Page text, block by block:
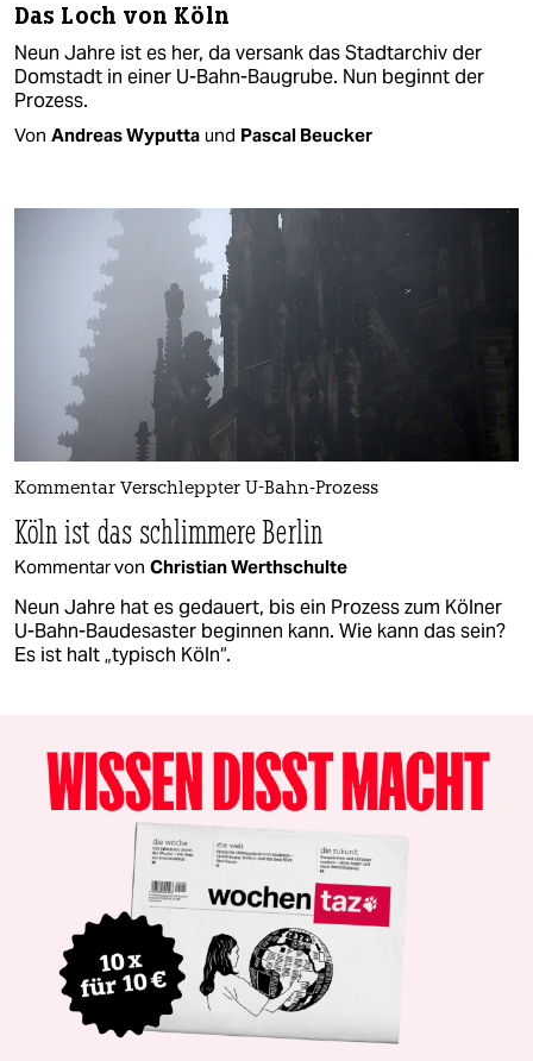
Das Loch von Köln
Neun Jahre ist es her, da versank das Stadtarchiv der
Domstadt in einer U-Bahn-Baugrube. Nun beginnt der
Prozess.
Von Andreas Wyputta und Pascal Beucker
Kommentar Verschleppter U-Bahn-Prozess
Köln ist das schlimmere Berlin
Kommentar von Christian Werthschulte
Neun Jahre hat es gedauert, bis ein Prozess zum Kölner
U-Bahn-Baudesaster beginnen kann. Wie kann das sein?
Es ist halt „typisch Köln“.